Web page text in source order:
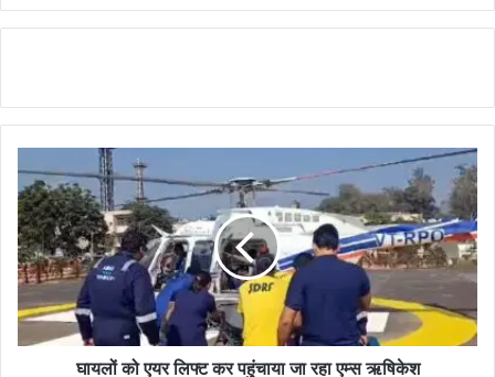
घायलों को एयर लिफ्ट कर पहुंचाया जा रहा एम्स ऋषिकेश